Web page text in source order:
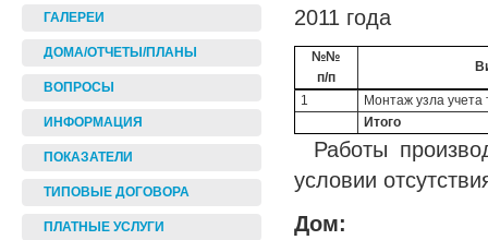
ГАЛЕРЕИ
ДОМА/ОТЧЕТЫ/ПЛАНЫ
ВОПРОСЫ
ИНФОРМАЦИЯ
ПОКАЗАТЕЛИ
ТИПОВЫЕ ДОГОВОРА
ПЛАТНЫЕ УСЛУГИ
2011 года
№№
п/п
1
Монтаж узла учета
Итого
Работы
условии
Дом: